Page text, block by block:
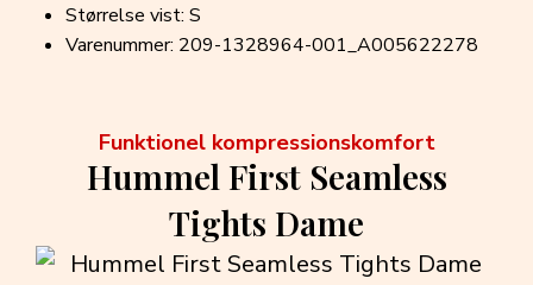
Størrelse vist: S
Varenummer: 209-1328964-001_A005622278
Funktionel kompressionskomfort
Hummel First Seamless
Tights Dame